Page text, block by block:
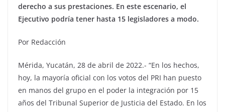
derecho a sus prestaciones. En este escenario, el
Ejecutivo podría tener hasta 15 legisladores a modo.
Por Redacción
Mérida, Yucatán, 28 de abril de 2022.- “En los hechos,
hoy, la mayoría oficial con los votos del PRI han puesto
en manos del grupo en el poder la integración por 15
años del Tribunal Superior de Justicia del Estado. En los